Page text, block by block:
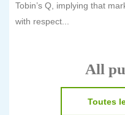
Tobin’s Q, implying that
with respect...
All
Toutes